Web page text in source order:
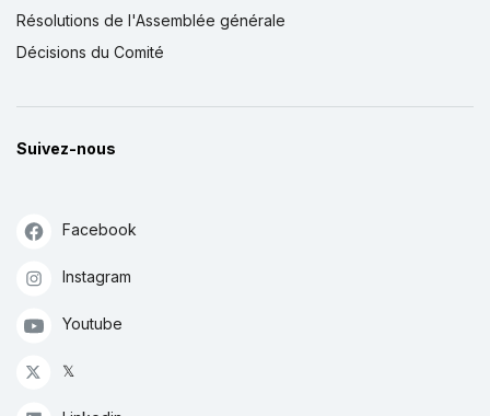
Résolutions de l'Assemblée générale
Décisions du Comité
Suivez-nous
Facebook
Instagram
Youtube
𝕏